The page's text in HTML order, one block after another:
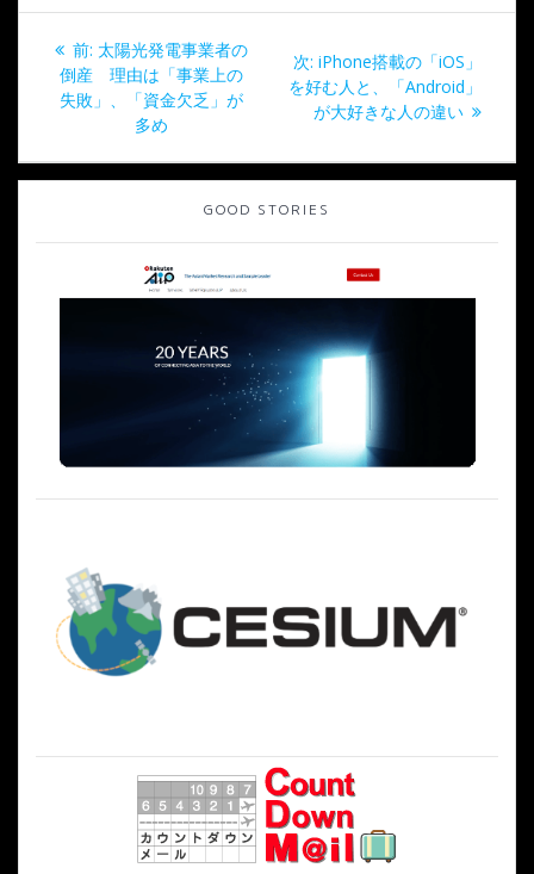
投
ビ
ゲ
前: 過
去
の
太陽光発電事業者の
倒産 理由は「事業上の
失敗」、「資金欠乏」が
多め
次: 次
の
投
iPhone搭載の「iOS」
を好む人と、「Android」
が大好きな人の違い
GOOD STORIES